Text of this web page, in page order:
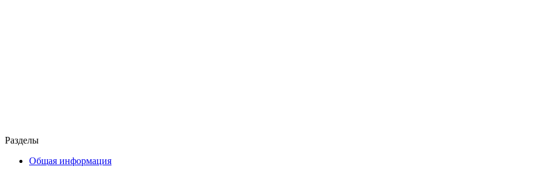
Разделы
Общая информация